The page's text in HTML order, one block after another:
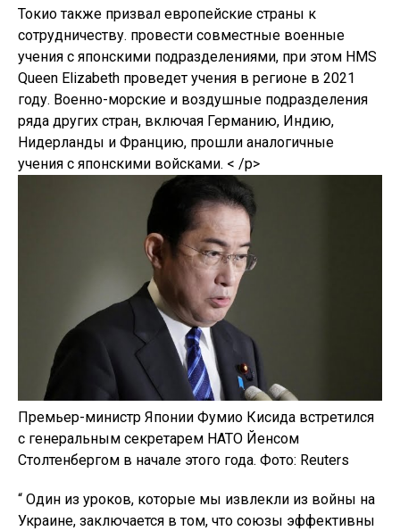
Токио также призвал европейские страны к
сотрудничеству. провести совместные военные
учения с японскими подразделениями, при этом HMS
Queen Elizabeth проведет учения в регионе в 2021
году. Военно-морские и воздушные подразделения
ряда других стран, включая Германию, Индию,
Нидерланды и Францию, прошли аналогичные
учения с японскими войсками. < /p>
Премьер-министр Японии Фумио Кисида встретился
с генеральным секретарем НАТО Йенсом
Столтенбергом в начале этого года. Фото: Reuters
“ Один из уроков, которые мы извлекли из войны на
Украине, заключается в том, что союзы эффективны